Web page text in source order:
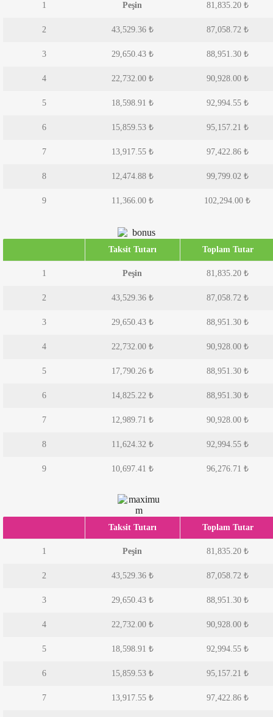
1 Peşin 81,835.20 ₺
2 43,529.36 ₺ 87,058.72 ₺
3 29,650.43 ₺ 88,951.30 ₺
4 22,732.00 ₺ 90,928.00 ₺
5 18,598.91 ₺ 92,994.55 ₺
6 15,859.53 ₺ 95,157.21 ₺
7 13,917.55 ₺ 97,422.86 ₺
8 12,474.88 ₺ 99,799.02 ₺
9 11,366.00 ₺ 102,294.00₺
Taksit Tutarı Toplam Tutar
1 Peşin 81,835.20 ₺
2 43,529.36 ₺ 87,058.72 ₺
3 29,650.43 ₺ 88,951.30 ₺
4 22,732.00 ₺ 90,928.00 ₺
5 17,790.26 ₺ 88,951.30 ₺
6 14,825.22 ₺ 88,951.30 ₺
7 12,989.71 ₺ 90,928.00 ₺
8 11,624.32 ₺ 92,994.55 ₺
9 10,697.41 ₺ 96,276.71 ₺
Taksit Tutarı Toplam Tutar
1 Peşin 81,835.20 ₺
2 43,529.36 ₺ 87,058.72 ₺
3 29,650.43 ₺ 88,951.30 ₺
4 22,732.00 ₺ 90,928.00 ₺
5 18,598.91 ₺ 92,994.55 ₺
6 15,859.53 ₺ 95,157.21 ₺
7 13,917.55 ₺ 97,422.86 ₺